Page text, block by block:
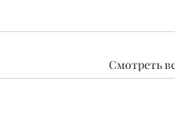
Смотреть